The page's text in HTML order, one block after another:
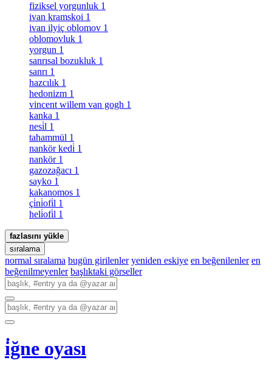
fiziksel yorgunluk 1
ivan kramskoi 1
ivan ilyiç oblomov 1
oblomovluk 1
yorgun 1
sanrısal bozukluk 1
sanrı 1
hazcılık 1
hedonizm 1
vincent willem van gogh 1
kanka 1
nesi̇l 1
tahammül 1
nankör kedi̇ 1
nankör 1
gazozağacı 1
sayko 1
kakanomos 1
çi̇ni̇ofi̇l 1
heli̇ofi̇l 1
fazlasını yükle
sıralama
normal sıralama bugün girilenler yeniden eskiye en beğenilenler en
beğenilmeyenler başlıktaki görseller
i̇ğne oyası